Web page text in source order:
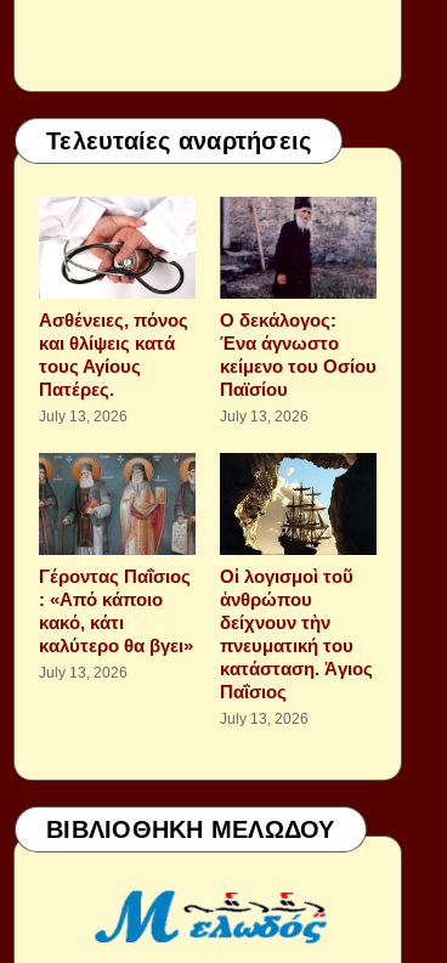
Τελευταίες αναρτήσεις
Aσθένειες, πόνος
και θλίψεις κατά
τους Αγίους
Πατέρες.
July 13, 2026
Ο δεκάλογος:
Ένα άγνωστο
κείμενο του Οσίου
Παϊσίου
July 13, 2026
Γέροντας Παΐσιος
: «Από κάποιο
κακό, κάτι
καλύτερο θα βγει»
July 13, 2026
Οἱ λογισμοὶ τοῦ
ἀνθρώπου
δείχνουν τὴν
πνευματική του
κατάσταση. Ἁγιος
Παΐσιος
July 13, 2026
ΒΙΒΛΙΟΘΗΚΗ ΜΕΛΩΔΟΥ